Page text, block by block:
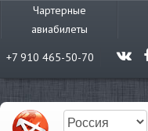
Чартерные
авиабилеты
+7 910 465-50-70